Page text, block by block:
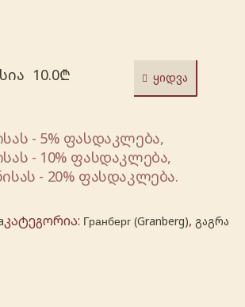
10.0₾ ᲧᲘᲓᲕᲐ
- 5% ფასდაკლება,
- 10% ფასდაკლება,
- 20% ფასდაკლება.
კატეგორია: Гранберг (Granberg), გაგრა